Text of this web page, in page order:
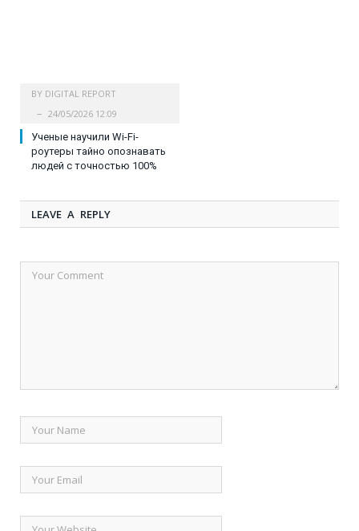
BY DIGITAL REPORT
24/05/2026 12:09
Ученые научили Wi-Fi-
роутеры тайно опознавать
людей с точностью 100%
LEAVE A REPLY